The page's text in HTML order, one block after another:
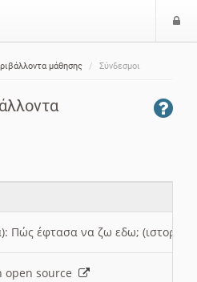
μάθησης Σύνδεσμοι
Πώς έφτασα να ζω εδω; (ιστορια)
open source